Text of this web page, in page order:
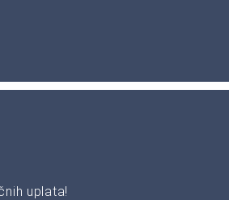
uplata!